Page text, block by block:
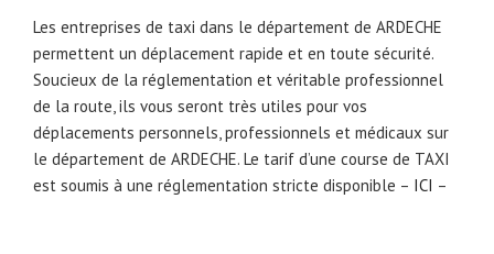
Les entreprises de taxi dans le département de ARDECHE
permettent un déplacement rapide et en toute sécurité.
Soucieux de la réglementation et véritable professionnel
de la route, ils vous seront très utiles pour vos
déplacements personnels, professionnels et médicaux sur
le département de ARDECHE. Le tarif d’une course de TAXI
est soumis à une réglementation stricte disponible – ICI –